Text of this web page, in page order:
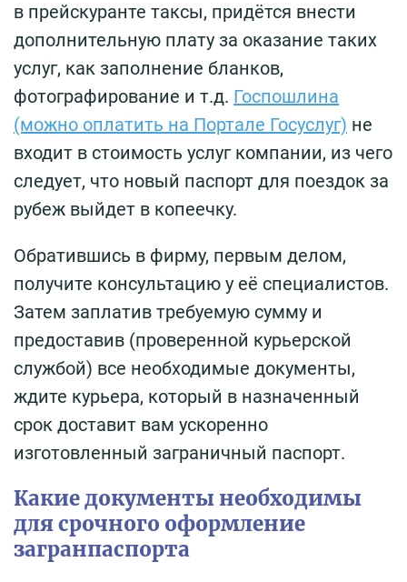
в прейскуранте таксы, придётся внести
дополнительную плату за оказание таких
услуг, как заполнение бланков,
фотографирование и т.д. Госпошлина
(можно оплатить на Портале Госуслуг) не
входит в стоимость услуг компании, из чего
следует, что новый паспорт для поездок за
рубеж выйдет в копеечку.
Обратившись в фирму, первым делом,
получите консультацию у её специалистов.
Затем заплатив требуемую сумму и
предоставив (проверенной курьерской
службой) все необходимые документы,
ждите курьера, который в назначенный
срок доставит вам ускоренно
изготовленный заграничный паспорт.
Какие документы необходимы
для срочного оформление
загранпаспорта